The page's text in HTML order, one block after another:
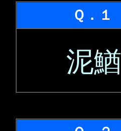
Ｑ．１
泥鰌